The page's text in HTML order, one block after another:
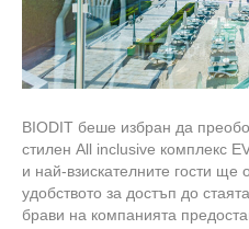
BIODIT беше избран да
стилен All inclusive комплекс
и най-взискателните гости ще
удобството за достъп до
брави на компанията